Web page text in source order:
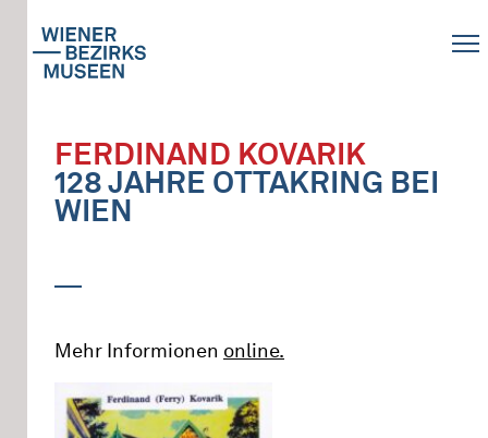
FERDINAND KOVARIK
128 JAHRE OTTAKRING BEI
WIEN
Mehr Informionen online.